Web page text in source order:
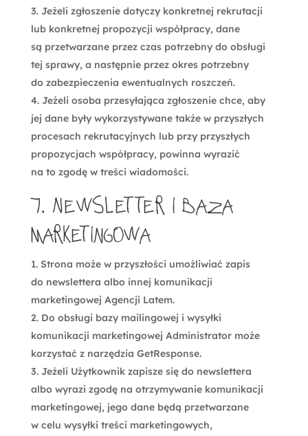
Jeżeli zgłoszenie dotyczy konkretnej rekrutacji
lub konkretnej propozycji współpracy, dane
są przetwarzane przez czas potrzebny do obsługi
tej sprawy, a następnie przez okres potrzebny
do zabezpieczenia ewentualnych roszczeń.
Jeżeli osoba przesyłająca zgłoszenie chce, aby
jej dane były wykorzystywane także w przyszłych
procesach rekrutacyjnych lub przy przyszłych
propozycjach współpracy, powinna wyrazić
na to zgodę w treści wiadomości.
7. Newsletter i baza
marketingowa
Strona może w przyszłości umożliwiać zapis
do newslettera albo innej komunikacji
marketingowej Agencji Latem.
Do obsługi bazy mailingowej i wysyłki
komunikacji marketingowej Administrator może
korzystać z narzędzia GetResponse.
Jeżeli Użytkownik zapisze się do newslettera
albo wyrazi zgodę na otrzymywanie komunikacji
marketingowej, jego dane będą przetwarzane
w celu wysyłki treści marketingowych,